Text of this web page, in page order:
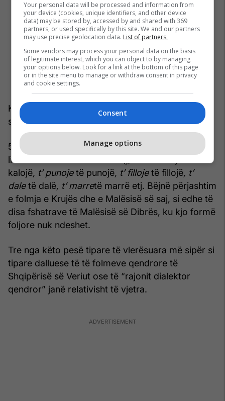
Kjo dukuri nuk është vërtetuar në disa të folme
shqipe të Maqedonisë perëndimore.
5. veta e tretë njëjës e kohës së tashme së
lidhores del me mbaresën
kalojë, t’ punojetë punojë, t’ fillojetë fillojë, t’
daletë dalë, t’ marretë marrë etj. Bëjnë përjashtim
e folmja e Krujës dhe e Malësisë së saj, si edhe të
disa fshatrave të Malësisë së Dibrës, ku kjo formë
foljore nuk ndeshet.
Tre nga këto pesë tipare të vlerësuara më sipër si
tipare dalluese të të folmeve qendrore të
Shqipërisë së Veriut ose të “rajonit dialektor
qendror” janë relativisht të vjetra.
Your personal data will be processed and information from
your device (cookies, unique identifiers, and other device
data) may be stored by, accessed by and shared with 369
partners, or used specifically by this site. We and our partners
may use precise geolocation data. List of partners.
Some vendors may process your personal data on the basis
of legitimate interest, which you can object to by managing
your options below. Look for a link at the bottom of this page
or in the site menu to manage or withdraw consent in privacy
and cookie settings.
Consent
Manage options